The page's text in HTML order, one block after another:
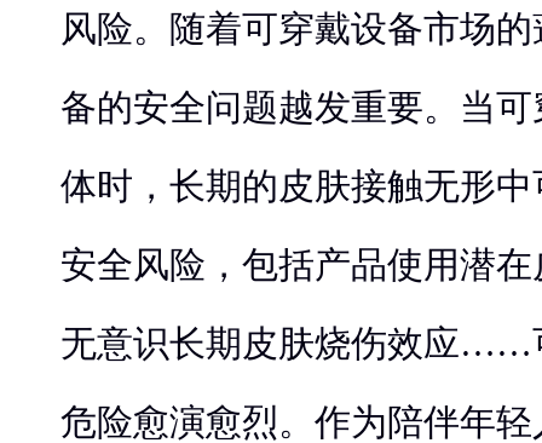
风险。随着可穿戴设备市场
备的安全问题越发重要。当
体时，长期的皮肤接触无形
安全风险，包括产品使用潜
无意识长期皮肤烧伤效应……
危险愈演愈烈。作为陪伴年